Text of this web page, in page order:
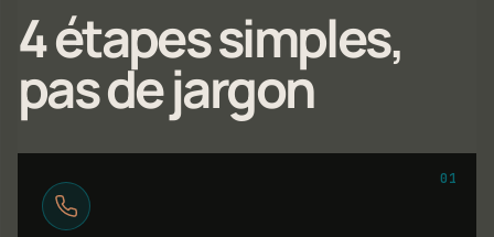
4 étapes simples,
pas de jargon
01